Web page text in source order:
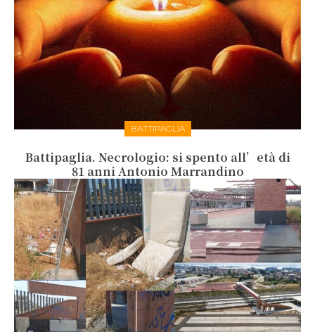
BATTIPAGLIA
Battipaglia. Necrologio: si spento all’età di
81 anni Antonio Marrandino